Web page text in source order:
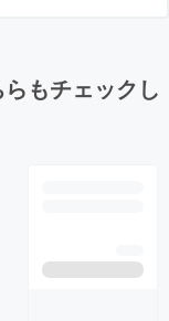
もチェックし